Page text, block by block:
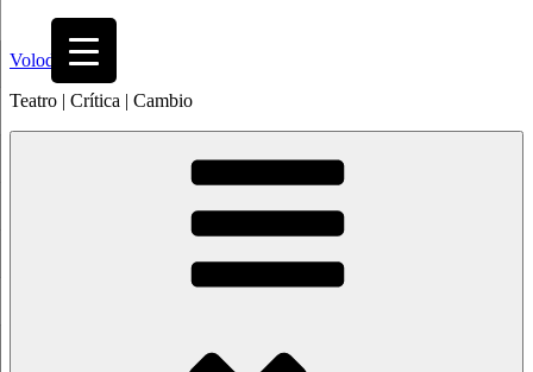
contenido
Volodia
Teatro | Crítica | Cambio